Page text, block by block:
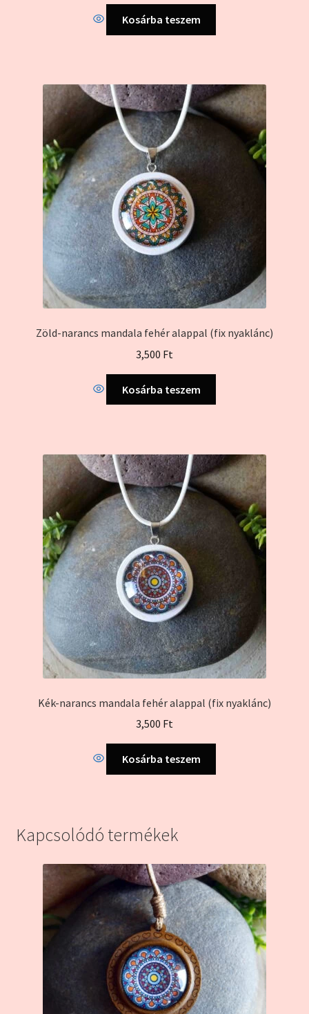
Kosárba teszem
Zöld-narancs mandala fehér alappal (fix nyaklánc)
3,500 Ft
Kosárba teszem
Kék-narancs mandala fehér alappal (fix nyaklánc)
3,500 Ft
Kosárba teszem
Kapcsolódó termékek